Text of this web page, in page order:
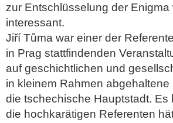
zur Entschlüsselung der
interessant.
Jiří Tůma war einer der
in Prag stattfindenden
auf geschichtlichen und
in kleinem Rahmen
die tschechische Hauptstadt.
die hochkarätigen Referenten